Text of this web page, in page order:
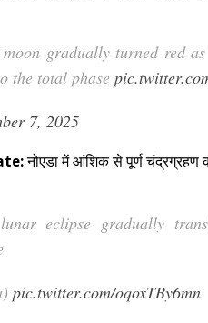
gradually turned red
the total phase
7, 2025
नोएडा में आंशिक से पूर्ण चंद्रग्रहण
eclipse gradually
pic.twitter.com/oqoxTBy6mn